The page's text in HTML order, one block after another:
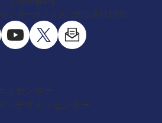
ンターオフィス（総合受付13階）
ィセンター
・デザインセンター